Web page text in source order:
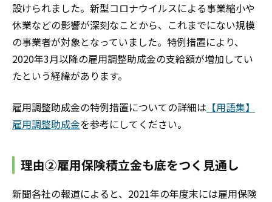
設けられました。新型コロナウイルスによる事業縮小や
休業などの影響が深刻なことから、これまでにない規模
の事業者が対象となっていました。特例措置により、
2020年3月以降の雇用調整助成金の支給額が増加してい
たという経緯があります。
雇用調整助成金の特例措置についての詳細は 【用語集】
雇用調整助成金を参考にしてください。
理由②雇用保険積立金も底をつく見通し
新聞各社の報道によると、2021年の年度末には雇用保険